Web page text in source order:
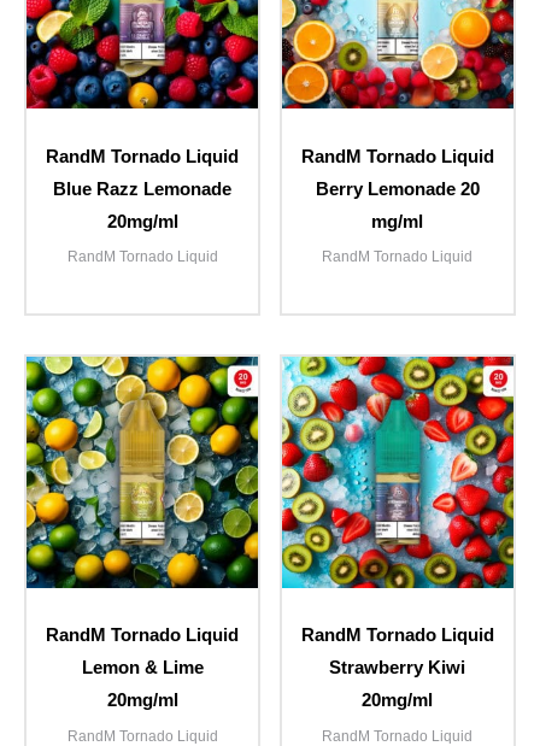
RandM Tornado Liquid
Blue Razz Lemonade
20mg/ml
RandM Tornado Liquid
RandM Tornado Liquid
Berry Lemonade 20
mg/ml
RandM Tornado Liquid
RandM Tornado Liquid
Lemon & Lime
20mg/ml
RandM Tornado Liquid
RandM Tornado Liquid
Strawberry Kiwi
20mg/ml
RandM Tornado Liquid